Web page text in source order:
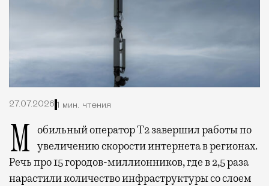
27.07.2026 1 мин. чтения
Мобильный оператор Т2 завершил работы по увеличению скорости интернета в регионах.
Речь про 15 городов-миллионников, где в 2,5 раза
нарастили количество инфраструктуры со слоем